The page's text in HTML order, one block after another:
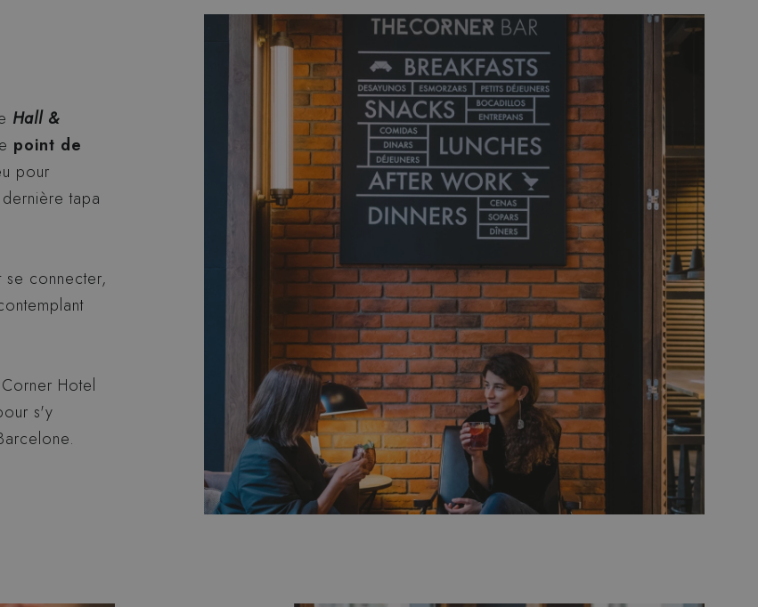
Hall &
point de
pour
tapa
connecter,
Hotel
s'y